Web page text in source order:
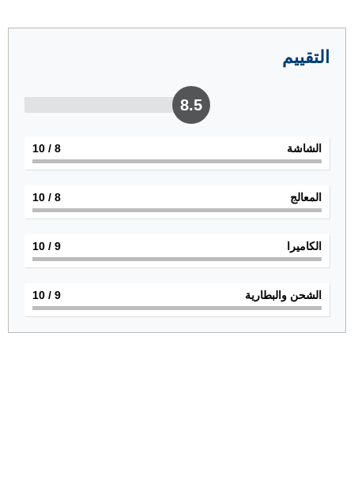
التقييم
8.5
الشاشة 8
/ 10
المعالج 8
/ 10
الكاميرا 9
/ 10
الشحن والبطارية 9
/ 10